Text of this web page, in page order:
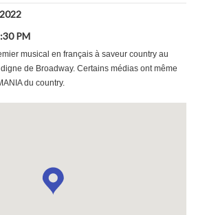
PM
musical en français à saveur country au
de Broadway. Certains médias ont même
du country.